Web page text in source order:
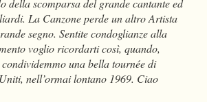
della scomparsa del grande cantante ed
La Canzone perde un altro Artista
segno. Sentite condoglianze alla
voglio ricordarti così, quando,
una bella tournée di
nell’ormai lontano 1969. Ciao